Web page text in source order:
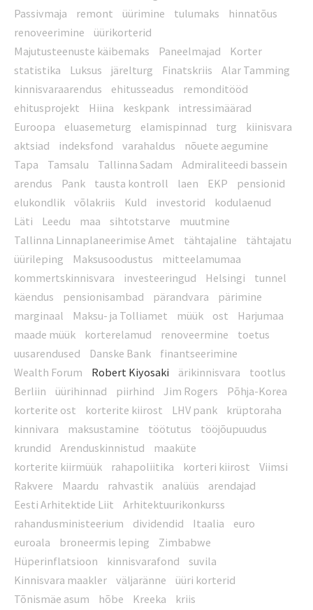
Passivmaja
remont üürimine tulumaks
hinnatõus
renoveerimine
üürikorterid
Majutusteenuste käibemaks
Paneelmajad
Korter
statistika
Luksus järelturg Finatskriis
Alar Tamming
kinnisvaraarendus
ehitusseadus
remonditööd
ehitusprojekt
Hiina keskpank
intressimäärad
Euroopa
eluasemeturg elamispinnad turg
kiinisvara
aktsiad
indeksfond varahaldus
nõuete aegumine
Tapa
Tamsalu Tallinna Sadam
Admiraliteedi bassein
arendus
Pank tausta kontroll laen EKP
pensionid
elukondlik
võlakriis Kuld investorid
kodulaenud
Läti
Leedu maa sihtotstarve
muutmine
Tallinna Linnaplaneerimise Amet
tähtajaline
tähtajatu
üürileping
Maksusoodustus
mitteelamumaa
kommertskinnisvara
investeeringud Helsingi
tunnel
käendus
pensionisambad pärandvara
pärimine
marginaal
Maksu- ja Tolliamet müük ost
Harjumaa
maade müük
korterelamud renoveermine
toetus
uusarendused
Danske Bank
finantseerimine
Wealth Forum
Robert Kiyosaki ärikinnisvara
tootlus
Berliin
üürihinnad piirhind Jim Rogers
Põhja-Korea
korterite ost
korterite kiirost LHV pank
krüptoraha
kinnivara
maksustamine töötutus
tööjõupuudus
krundid
Arenduskinnistud
maaküte
korterite kiirmüük
rahapoliitika korteri kiirost
Viimsi
Rakvere
Maardu rahvastik analüüs
arendajad
Eesti Arhitektide Liit
Arhitektuurikonkurss
rahandusministeerium
dividendid Itaalia
euro
euroala
broneermis leping
Zimbabwe
Hüperinflatsioon
kinnisvarafond
suvila
Kinnisvara maakler
väljaränne
üüri korterid
Tõnismäe asum
hõbe Kreeka
kriis